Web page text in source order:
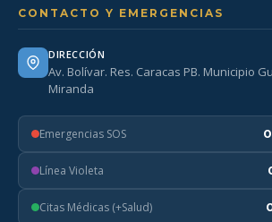
CONTACTO Y EMERGENCIAS
DIRECCIÓN
Av. Bolívar. Res. Caracas PB. Municipio
Miranda
Emergencias SOS
Línea Violeta
Citas Médicas (+Salud)